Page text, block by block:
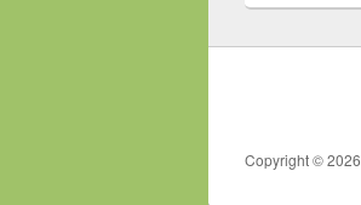
Copyright © 2026